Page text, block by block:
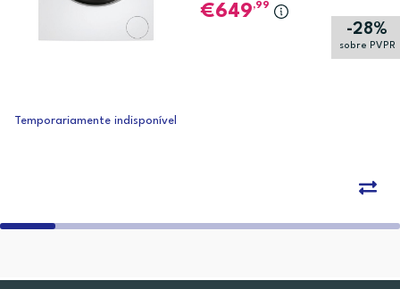
-28%
sobre PVPR
649,99
Temporariamente indisponível